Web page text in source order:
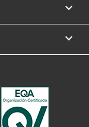

keyboard_arrow_down